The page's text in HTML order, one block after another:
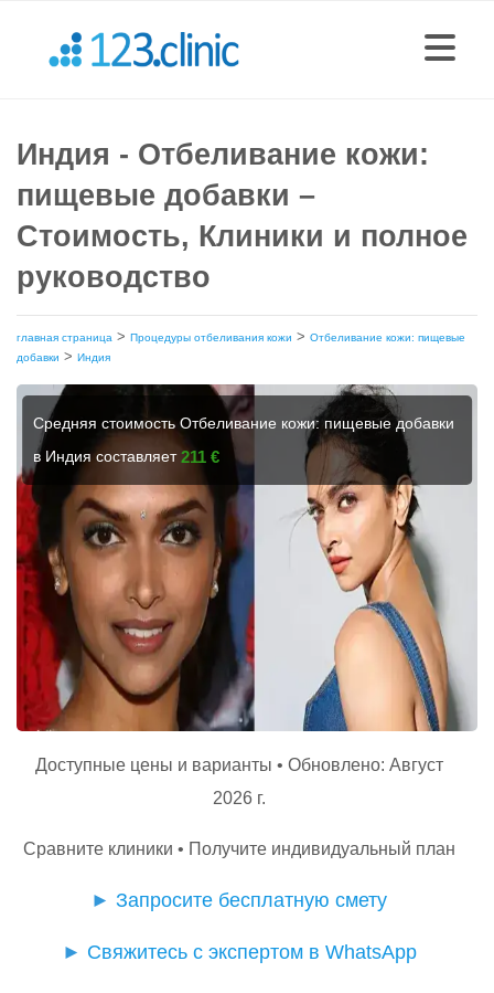
Индия - Отбеливание кожи:
пищевые добавки –
Стоимость, Клиники и полное
руководство
главная страница > Процедуры отбеливания кожи > Отбеливание кожи: пищевые
добавки > Индия
Средняя стоимость Отбеливание кожи: пищевые добавки
в Индия составляет211 €
Доступные цены и варианты • Обновлено: Август
2026 г.
Сравните клиники • Получите индивидуальный план
► Запросите бесплатную смету
► Свяжитесь с экспертом в WhatsApp